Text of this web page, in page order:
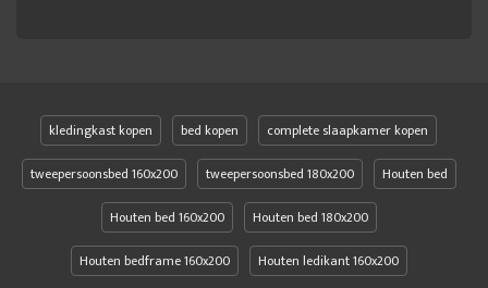
kledingkast kopen bed kopen
complete slaapkamer kopen
tweepersoonsbed 160x200
tweepersoonsbed 180x200
Houten bed
Houten bed 160x200
Houten bed 180x200
Houten bedframe 160x200
Houten ledikant 160x200